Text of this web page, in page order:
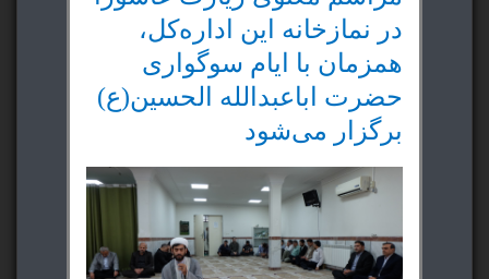
در نمازخانه این اداره‌کل،
همزمان با ایام سوگواری
حضرت اباعبدالله الحسین(ع)
برگزار می‌شود